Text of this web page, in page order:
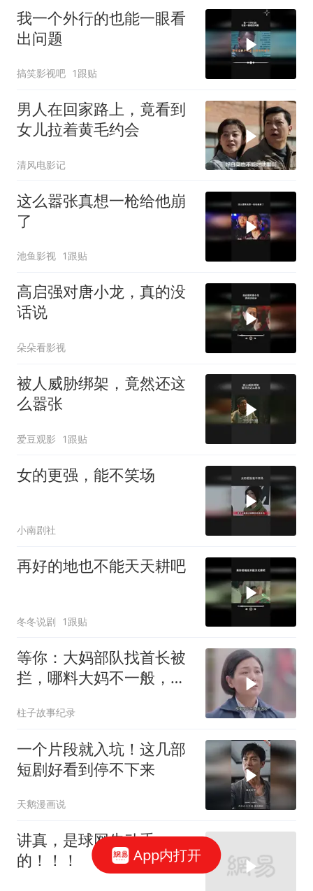
我一个外行的也能一眼看
出问题
搞笑影视吧 1跟贴
男人在回家路上，竟看到
女儿拉着黄毛约会
清风电影记
这么嚣张真想一枪给他崩
了
池鱼影视 1跟贴
高启强对唐小龙，真的没
话说
朵朵看影视
被人威胁绑架，竟然还这
么嚣张
爱豆观影 1跟贴
女的更强，能不笑场
小南剧社
再好的地也不能天天耕吧
冬冬说剧 1跟贴
等你：大妈部队找首长被
拦，哪料大妈不一般，首
柱子故事纪录
一个片段就入坑！这几部
短剧好看到停不下来
天鹅漫画说
讲真，是球网先动手
的！！！
App内打开